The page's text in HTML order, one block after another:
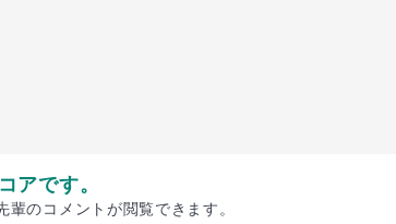
アです。
のコメントが閲覧できます。